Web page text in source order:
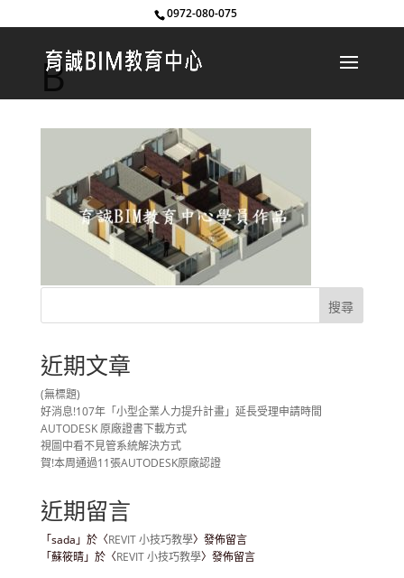
0972-080-075
B
近期文章
(無標題)
好消息!107年「小型企業人力提升計畫」延長受理申請時間
AUTODESK 原廠證書下載方式
視圖中看不見管系統解決方式
賀!本周通過11張AUTODESK原廠認證
近期留言
「sada 」於〈REVIT 小技巧教學〉發佈留言
「蘇筱晴」於〈REVIT 小技巧教學〉發佈留言